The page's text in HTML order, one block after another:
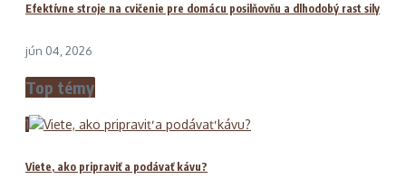
Efektívne stroje na cvičenie pre domácu posilňovňu a dlhodobý rast sily
jún 04, 2026
Top témy
1
Viete, ako pripraviť a podávať kávu?